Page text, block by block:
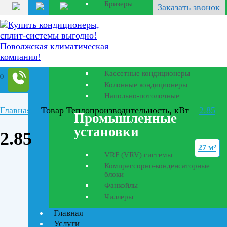
Заказать звонок
0
Бризеры
Полупромышленные
кондиционеры
Кассетные кондиционеры
Колонные кондиционеры
Напольно-потолочные
Промышленные
установки
VRF (VRV) системы
Компрессорно-конденсаторные
блоки
Фанкойлы
Чиллеры
Главная
Услуги
Главная Товар Теплопроизводительность, кВт 2.85
2.85
Текстовый поиск
ВСЕ АКЦИИ(1)
27 м²